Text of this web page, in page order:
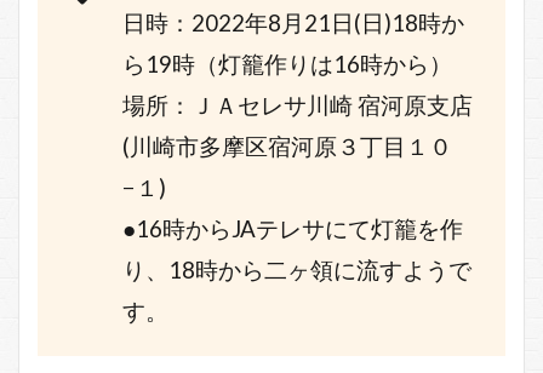
日時：2022年8月21日(日)18時か
ら19時（灯籠作りは16時から）
場所：ＪＡセレサ川崎 宿河原支店
(川崎市多摩区宿河原３丁目１０
−１)
●16時からJAテレサにて灯籠を作
り、18時から二ヶ領に流すようで
す。